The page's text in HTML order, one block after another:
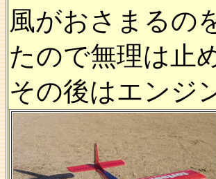
風がおさまるの
たので無理は止
その後はエンジ